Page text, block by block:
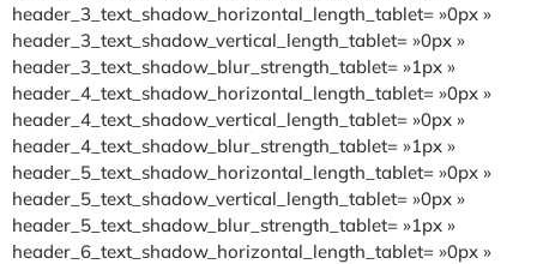
header_3_text_shadow_horizontal_length_tablet= »0px »
header_3_text_shadow_vertical_length_tablet= »0px »
header_3_text_shadow_blur_strength_tablet= »1px »
header_4_text_shadow_horizontal_length_tablet= »0px »
header_4_text_shadow_vertical_length_tablet= »0px »
header_4_text_shadow_blur_strength_tablet= »1px »
header_5_text_shadow_horizontal_length_tablet= »0px »
header_5_text_shadow_vertical_length_tablet= »0px »
header_5_text_shadow_blur_strength_tablet= »1px »
header_6_text_shadow_horizontal_length_tablet= »0px »